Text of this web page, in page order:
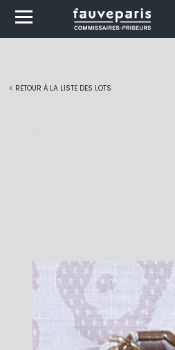
< RETOUR À LA LISTE DES LOTS